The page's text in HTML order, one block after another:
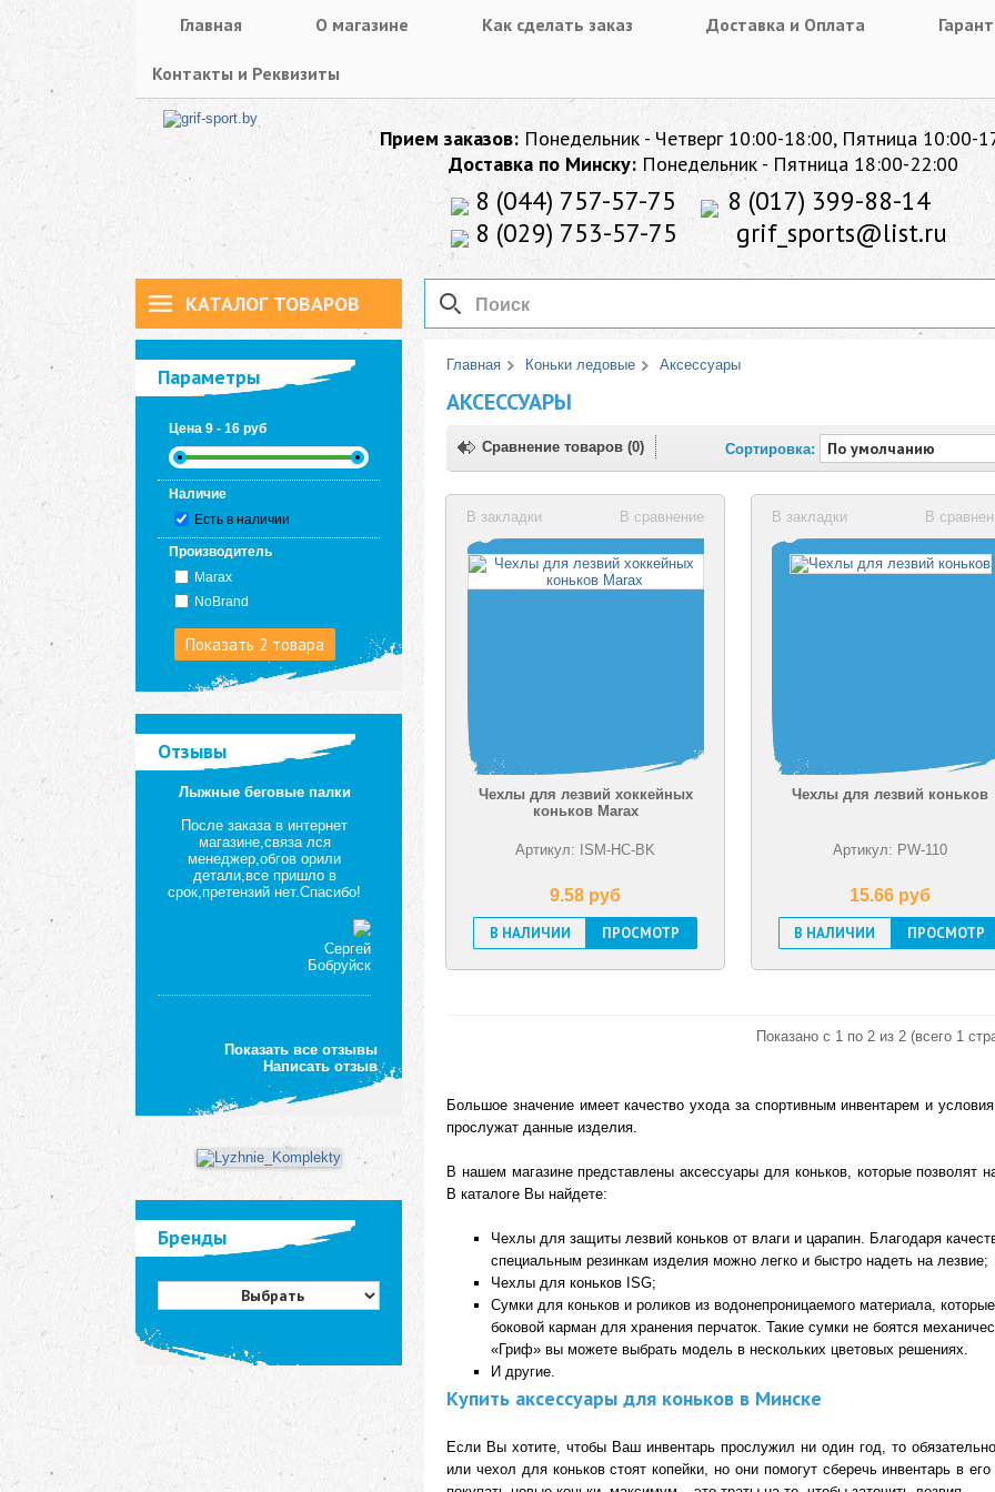
Главная О магазине Как сделать заказ Доставка и Оплата
Контакты и Реквизиты
Прием заказов: Понедельник - Четверг 10:00-18:00, Пятница 10:00-
Доставка по Минску: Понедельник - Пятница 18:00-22:00
8 (044) 757-57-75
8 (017) 399-88-14
8 (029) 753-57-75
grif_sports@list.ru
КАТАЛОГ ТОВАРОВ
Параметры
Показать 2 товара
Цена 9 - 16 pуб
Наличие
Есть в наличии
Производитель
Marax
NoBrand
Отзывы
Лыжные беговые палки
После заказа в интернет
магазине,связа лся
менеджер,обгов орили
детали,все пришло в
срок,претензий нет.Спасибо!
Сергей
Бобруйск
Отзыв
Я довольна покупкой и
обращением сотрудника
внимание к покупателям!
Анна
Заказывала в этом магазине
реабилитации, и осталась в
полном восторге от сервиса.
Мгновенная обратная связь:
Показать все отзывы
Написать отзыв
Бренды
Главная Коньки ледовые Аксессуары
АКСЕССУАРЫ
Сравнение товаров (0) Сортировка:
В сравнение
В закладки
Чехлы для лезвий хоккейных
коньков Marax
Артикул: ISM-HC-BK
9.58 pуб
В НАЛИЧИИ
ПРОСМОТР
В
В закладки
Чехлы для лезвий коньков
Артикул: PW-110
15.66 pуб
В НАЛИЧИИ
ПРОСМОТР
Показано с 1 по 2 из 2 (всего 1
Большое значение имеет качество ухода за спортивным инвентарем и
прослужат данные изделия.
В нашем магазине представлены аксессуары для коньков, которые позволят
В каталоге Вы найдете:
Чехлы для защиты лезвий коньков от влаги и царапин. Благодаря
специальным резинкам изделия можно легко и быстро надеть на лезвие;
Чехлы для коньков ISG;
Сумки для коньков и роликов из водонепроницаемого материала,
боковой карман для хранения перчаток. Такие сумки не боятся
«Гриф» вы можете выбрать модель в нескольких цветовых решениях.
И другие.
Купить аксессуары для коньков в Минске
Если Вы хотите, чтобы Ваш инвентарь прослужил ни один год, то
или чехол для коньков стоят копейки, но они помогут сберечь инвентарь в